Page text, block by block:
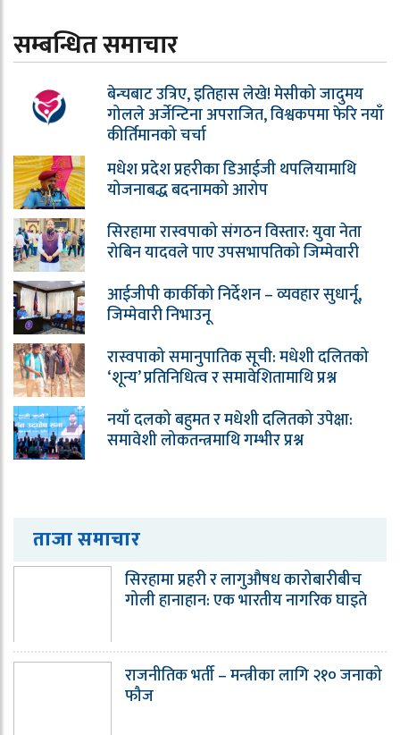
सम्बन्धित समाचार
बेन्चबाट उत्रिए, इतिहास लेखे! मेसीको जादुमय
गोलले अर्जेन्टिना अपराजित, विश्वकपमा फेरि नयाँ
कीर्तिमानको चर्चा
मधेश प्रदेश प्रहरीका डिआईजी थपलियामाथि
योजनाबद्ध बदनामको आरोप
सिरहामा रास्वपाको संगठन विस्तार: युवा नेता
रोबिन यादवले पाए उपसभापतिको जिम्मेवारी
आईजीपी कार्कीको निर्देशन – व्यवहार सुधार्नू,
जिम्मेवारी निभाउनू
रास्वपाको समानुपातिक सूची: मधेशी दलितको
‘शून्य’ प्रतिनिधित्व र समावेशितामाथि प्रश्न
नयाँ दलको बहुमत र मधेशी दलितको उपेक्षा:
समावेशी लोकतन्त्रमाथि गम्भीर प्रश्न
ताजा समाचार
सिरहामा प्रहरी र लागुऔषध कारोबारीबीच
गोली हानाहान: एक भारतीय नागरिक घाइते
राजनीतिक भर्ती – मन्त्रीका लागि २१० जनाको
फौज